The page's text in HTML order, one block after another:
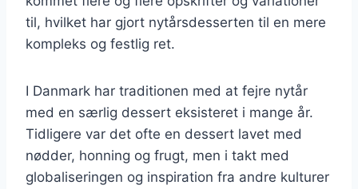
til, hvilket har gjort nytårsdesserten til en mere
kompleks og festlig ret.
I Danmark har traditionen med at fejre nytår
med en særlig dessert eksisteret i mange år.
Tidligere var det ofte en dessert lavet med
nødder, honning og frugt, men i takt med
globaliseringen og inspiration fra andre kulturer